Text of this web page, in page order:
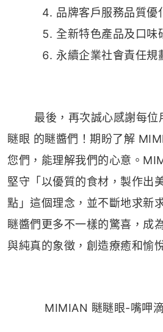
品牌客戶服務品質優
全新特色產品及口味
永續企業社會責任規
最後，再次誠心感謝每位
瞇眼 的瞇醬們！期盼了解
您們，能理解我們的心意。
堅守「以優質的食材，製作出
點」這個理念，並不斷地求新
瞇醬們更多不一樣的驚喜，成
與純真的象徵，創造療癒和愉
MIMIAN 瞇瞇眼-嘴呷